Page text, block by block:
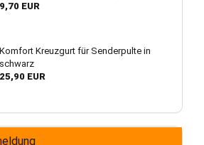
9,70 EUR
Komfort Kreuzgurt für Senderpulte in
schwarz
25,90 EUR